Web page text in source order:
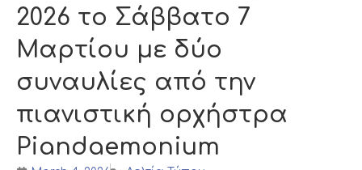
2026 το Σάββατο 7
Μαρτίου με δύο
συναυλίες από την
πιανιστική ορχήστρα
Piandaemonium